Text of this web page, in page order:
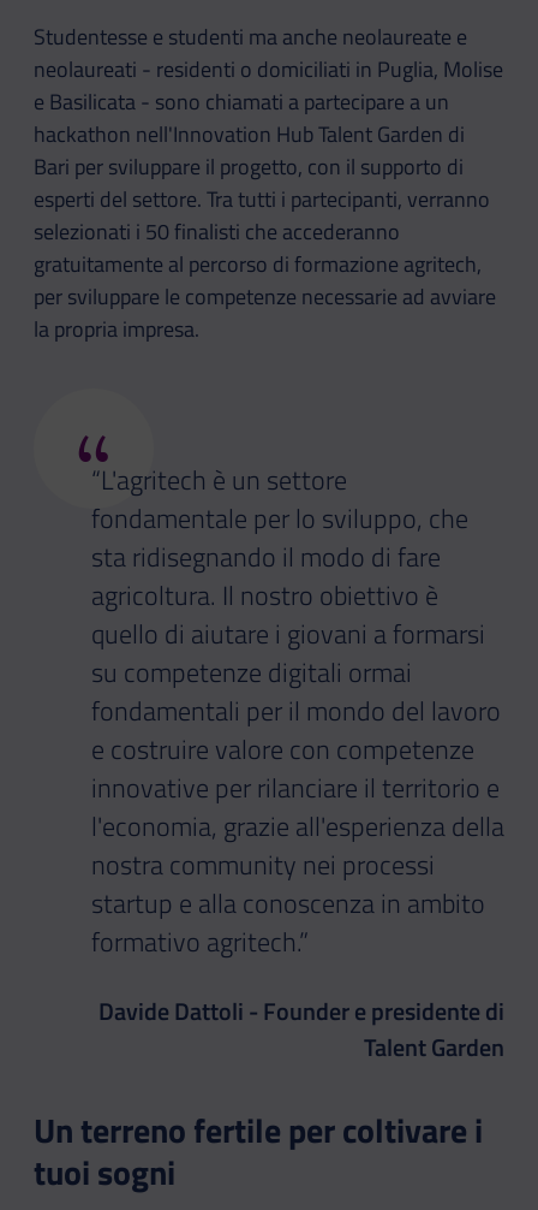
Studentesse e studenti ma anche neolaureate e
neolaureati - residenti o domiciliati in Puglia, Molise
e Basilicata - sono chiamati a partecipare a un
hackathon nell'Innovation Hub Talent Garden di
Bari per sviluppare il progetto, con il supporto di
esperti del settore. Tra tutti i partecipanti, verranno
selezionati i 50 finalisti che accederanno
gratuitamente al percorso di formazione agritech,
per sviluppare le competenze necessarie ad avviare
la propria impresa.
“
“L'agritech è un settore
fondamentale per lo sviluppo, che
sta ridisegnando il modo di fare
agricoltura. Il nostro obiettivo è
quello di aiutare i giovani a formarsi
su competenze digitali ormai
fondamentali per il mondo del lavoro
e costruire valore con competenze
innovative per rilanciare il territorio e
l'economia, grazie all'esperienza della
nostra community nei processi
startup e alla conoscenza in ambito
formativo agritech.”
Davide Dattoli - Founder e presidente di
Talent Garden
Un terreno fertile per coltivare i
tuoi sogni